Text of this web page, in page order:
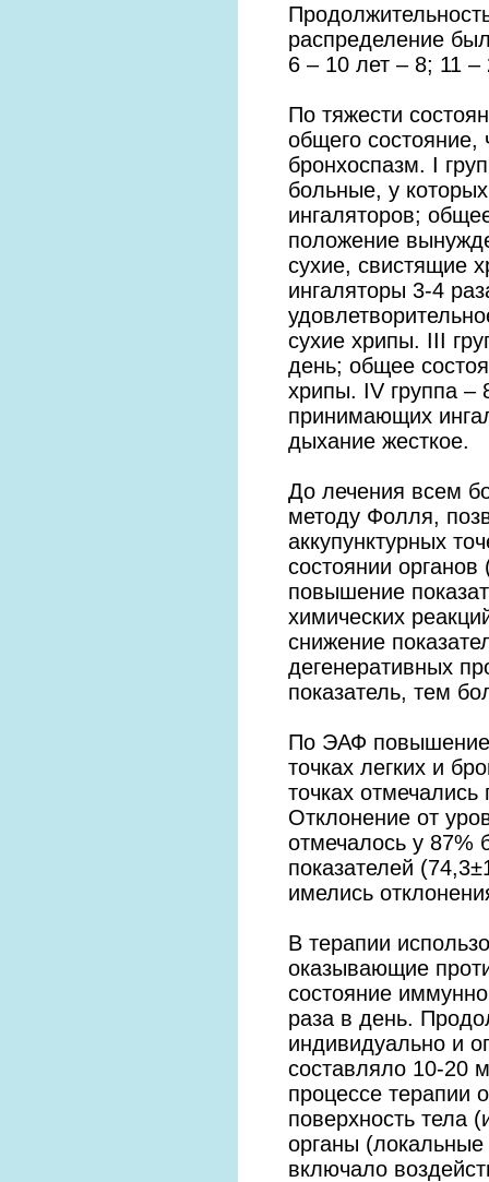
распределение
6 – 10 лет – 8; 11
По тяжести
общего
бронхоспазм. I
больные, у
ингаляторов;
положение
сухие, свистящие
ингаляторы 3-4
сухие хрипы. III
день; общее
хрипы. IV группа –
принимающих
дыхание жесткое.
До лечения всем
методу Фолля,
аккупунктурных
состоянии
повышение
химических
снижение
дегенеративных
показатель, тем
По ЭАФ повышение
точках легких и
точках
Отклонение от
отмечалось у 87%
показателей
имелись
В терапии
оказывающие
состояние
раза в день.
индивидуально и
составляло 10-20
процессе терапии
поверхность тела
органы
включало